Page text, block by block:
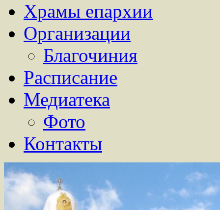
Храмы епархии
Организации
Благочиния
Расписание
Медиатека
Фото
Контакты